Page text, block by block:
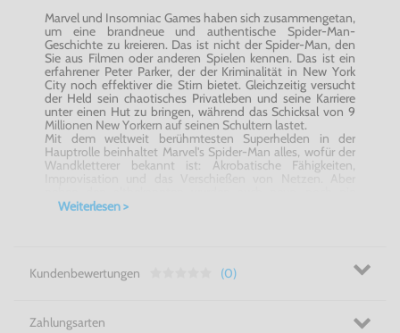
Marvel und Insomniac Games haben sich zusammengetan,
um eine brandneue und authentische Spider-Man-
Geschichte zu kreieren. Das ist nicht der Spider-Man, den
Sie aus Filmen oder anderen Spielen kennen. Das ist ein
erfahrener Peter Parker, der der Kriminalität in New York
City noch effektiver die Stirn bietet. Gleichzeitig versucht
der Held sein chaotisches Privatleben und seine Karriere
unter einen Hut zu bringen, während das Schicksal von 9
Millionen New Yorkern auf seinen Schultern lastet.
Mit dem weltweit berühmtesten Superhelden in der
Hauptrolle beinhaltet Marvel's Spider-Man alles, wofür der
Wandkletterer bekannt ist: Akrobatische Fähigkeiten,
dagewesene Elemente ins Spiel integriert. Die Merkmale
Spider-Man mit großer Erfahrung auf dem Gebiet der
Verbrechensbekämpfung beherrscht Peter Parker seinen
perfekt.
Weiterlesen >
Kundenbewertungen (0)
Zahlungsarten